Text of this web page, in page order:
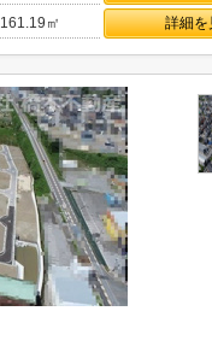
161.19㎡ 詳細を